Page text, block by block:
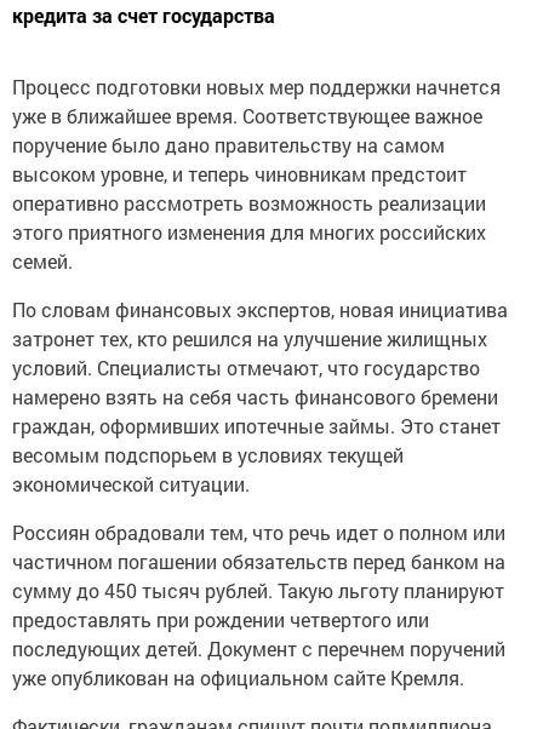
кредита за счет государства
Процесс подготовки новых мер поддержки начнется
уже в ближайшее время. Соответствующее важное
поручение было дано правительству на самом
высоком уровне, и теперь чиновникам предстоит
оперативно рассмотреть возможность реализации
этого приятного изменения для многих российских
семей.
По словам финансовых экспертов, новая инициатива
затронет тех, кто решился на улучшение жилищных
условий. Специалисты отмечают, что государство
намерено взять на себя часть финансового бремени
граждан, оформивших ипотечные займы. Это станет
весомым подспорьем в условиях текущей
экономической ситуации.
Россиян обрадовали тем, что речь идет о полном или
частичном погашении обязательств перед банком на
сумму до 450 тысяч рублей. Такую льготу планируют
предоставлять при рождении четвертого или
последующих детей. Документ с перечнем поручений
уже опубликован на официальном сайте Кремля.